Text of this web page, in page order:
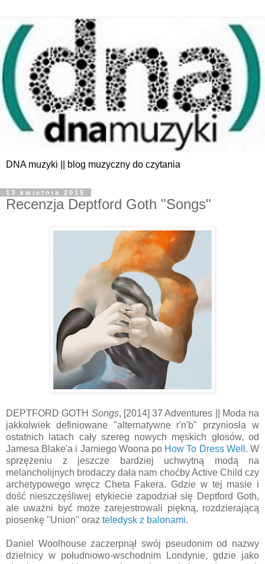
DNA muzyki || blog muzyczny do czytania
13 kwietnia 2015
Recenzja Deptford Goth "Songs"
DEPTFORD GOTH Songs, [2014] 37 Adventures || Moda na
jakkolwiek definiowane "alternatywne r'n'b" przyniosła w
ostatnich latach cały szereg nowych męskich głosów, od
Jamesa Blake'a i Jamiego Woona po How To Dress Well . W
sprzężeniu z jeszcze bardziej uchwytną modą na
melancholijnych brodaczy dała nam choćby Active Child czy
archetypowego wręcz Cheta Fakera. Gdzie w tej masie i
dość nieszczęśliwej etykiecie zapodział się Deptford Goth,
ale uważni być może zarejestrowali piękną, rozdzierającą
piosenkę "Union" oraz teledysk z balonami.
Daniel Woolhouse zaczerpnął swój pseudonim od nazwy
dzielnicy w południowo-wschodnim Londynie, gdzie jako